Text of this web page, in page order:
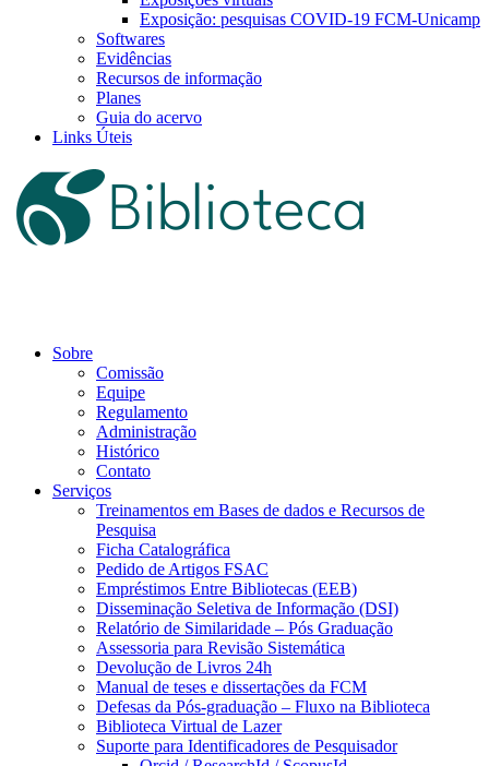
Exposição: pesquisas COVID-19 FCM-Unicamp
Softwares
Evidências
Recursos de informação
Planes
Guia do acervo
Links Úteis
Sobre
Comissão
Equipe
Regulamento
Administração
Histórico
Contato
Serviços
Treinamentos em Bases de dados e Recursos de
Pesquisa
Ficha Catalográfica
Pedido de Artigos FSAC
Empréstimos Entre Bibliotecas (EEB)
Disseminação Seletiva de Informação (DSI)
Relatório de Similaridade – Pós Graduação
Assessoria para Revisão Sistemática
Devolução de Livros 24h
Manual de teses e dissertações da FCM
Defesas da Pós-graduação – Fluxo na Biblioteca
Biblioteca Virtual de Lazer
Suporte para Identificadores de Pesquisador